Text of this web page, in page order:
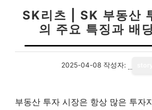
SK리츠 | SK 부동산
의 주요 특징과 배
2025-04-08 작성자:
부동산 투자 시장은 항상 많은 투자